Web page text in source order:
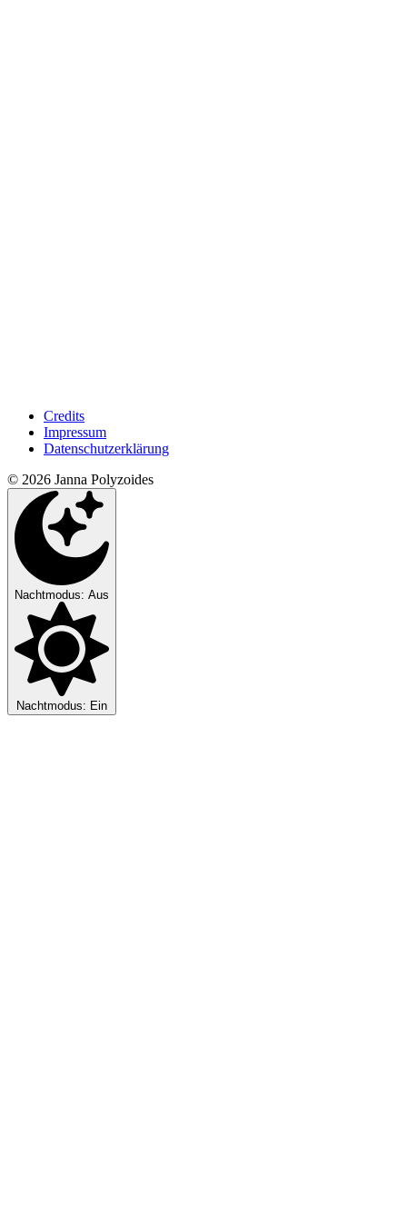
Credits
Impressum
Datenschutzerklärung
© 2026 Janna Polyzoides
Nachtmodus: Aus
Nachtmodus: Ein